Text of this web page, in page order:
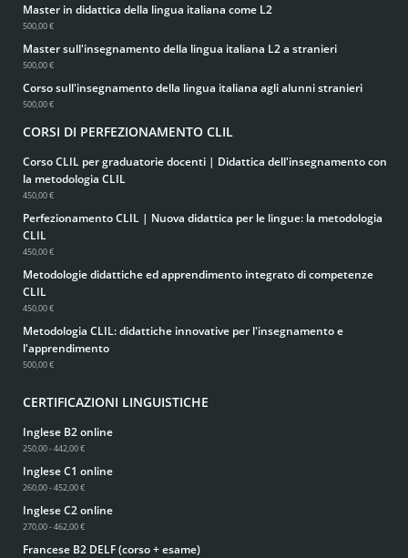
Master in didattica della lingua italiana come L2
500,00 €
Master sull'insegnamento della lingua italiana L2 a stranieri
500,00 €
Corso sull'insegnamento della lingua italiana agli alunni stranieri
500,00 €
CORSI DI PERFEZIONAMENTO CLIL
Corso CLIL per graduatorie docenti | Didattica dell'insegnamento con
la metodologia CLIL
450,00 €
Perfezionamento CLIL | Nuova didattica per le lingue: la metodologia
CLIL
450,00 €
Metodologie didattiche ed apprendimento integrato di competenze
CLIL
450,00 €
Metodologia CLIL: didattiche innovative per l'insegnamento e
l'apprendimento
500,00 €
CERTIFICAZIONI LINGUISTICHE
Inglese B2 online
250,00 - 442,00 €
Inglese C1 online
260,00 - 452,00 €
Inglese C2 online
270,00 - 462,00 €
Francese B2 DELF (corso + esame)